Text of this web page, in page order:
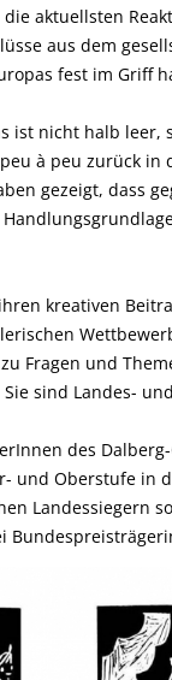
aktuellsten
aus dem
fest im Griff
ist nicht halb leer,
à peu zurück in
gezeigt, dass
kreativen
Fragen und
sind Landes-
des
und Oberstufe in
Landessiegern